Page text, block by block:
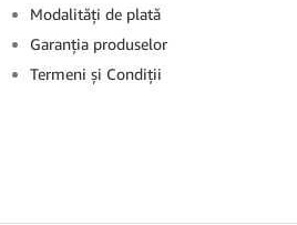
Modalităţi de plată
Garanţia produselor
Termeni şi Condiţii